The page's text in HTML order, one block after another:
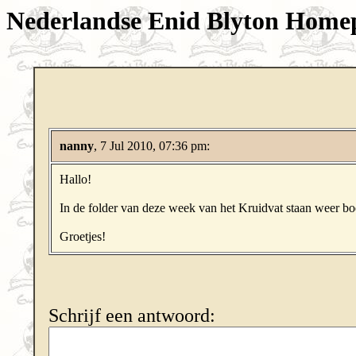
Nederlandse Enid Blyton
nanny, 7 Jul 2010, 07:36 pm:
Hallo!
In de folder van deze week van het Kruidvat staan weer
Groetjes!
Schrijf een antwoord: